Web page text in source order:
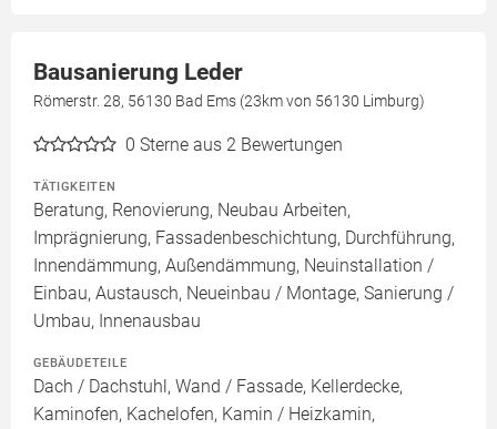
Bausanierung Leder
Römerstr. 28, 56130 Bad Ems (23km von 56130 Limburg)
0 Sterne aus 2 Bewertungen
TÄTIGKEITEN
Beratung, Renovierung, Neubau Arbeiten,
Imprägnierung, Fassadenbeschichtung, Durchführung,
Innendämmung, Außendämmung, Neuinstallation /
Einbau, Austausch, Neueinbau / Montage, Sanierung /
Umbau, Innenausbau
GEBÄUDETEILE
Dach / Dachstuhl, Wand / Fassade, Kellerdecke,
Kaminofen, Kachelofen, Kamin / Heizkamin,